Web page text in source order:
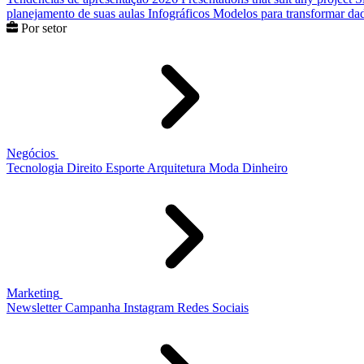
planejamento de suas aulas Infográficos Modelos para transformar
Por setor
Negócios
Tecnologia Direito Esporte Arquitetura Moda Dinheiro
Marketing
Newsletter Campanha Instagram Redes Sociais